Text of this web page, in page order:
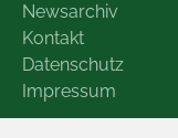
Newsarchiv
Kontakt
Datenschutz
Impressum